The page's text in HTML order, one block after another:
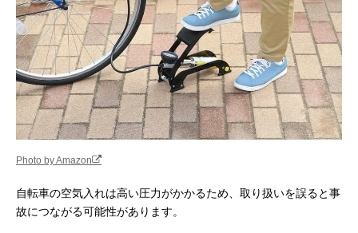
Photo by Amazon
自転車の空気入れは高い圧力がかかるため、取り扱いを誤ると事
故につながる可能性があります。